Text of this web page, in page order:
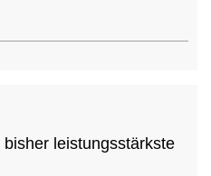
leistungsstärkste